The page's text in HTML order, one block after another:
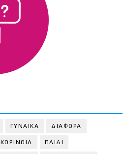
ΓΥΝΑΙΚΑ ΔΙΑΦΟΡΑ
ΚΟΡΙΝΘΙA ΠΑΙΔΙ